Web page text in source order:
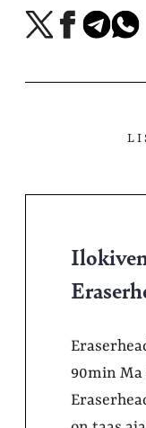
Jaa
X-
Jaa
Facebookissa
Jaa
Telegramissa
Jaa
90min Ma